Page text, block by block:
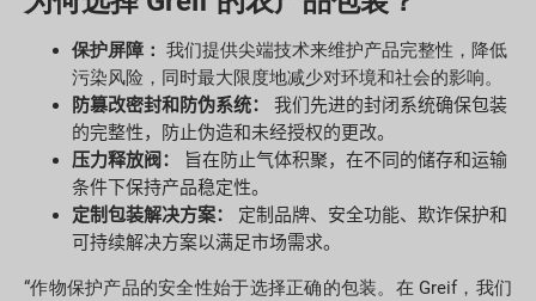
保护屏障： 我们提供尖端技术来维护产品完整性，降低
污染风险，同时最大限度地减少对环境和社会的影响。
防篡改密封和防伪系统：
我们先进的封闭系统确保包装
的完整性，防止伪造和未经授权的更改。
压力释放阀：
旨在防止气体积聚，在不同的储存和运输
条件下保持产品稳定性。
定制包装解决方案：
定制品牌、安全功能、欺诈保护和
可持续解决方案以满足市场需求。
“作物保护产品的安全性始于选择正确的包装。在 Greif，我们